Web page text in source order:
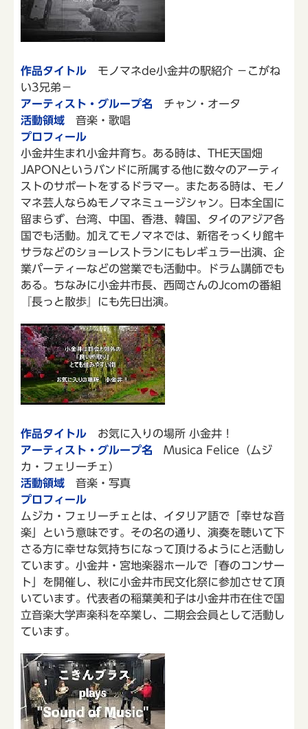
作品タイトル モノマネde小金井の駅紹介 －こがね
い3兄弟－
アーティスト・グループ名 チャン・オータ
活動領域 音楽・歌唱
プロフィール
小金井生まれ小金井育ち。ある時は、THE天国畑
JAPONというバンドに所属する他に数々のアーティ
ストのサポートをするドラマー。またある時は、モノ
マネ芸人ならぬモノマネミュージシャン。日本全国に
留まらず、台湾、中国、香港、韓国、タイのアジア各
国でも活動。加えてモノマネでは、新宿そっくり館キ
サラなどのショーレストランにもレギュラー出演、企
業パーティーなどの営業でも活動中。ドラム講師でも
ある。ちなみに小金井市長、西岡さんのJcomの番組
『長っと散歩』にも先日出演。
作品タイトル お気に入りの場所 小金井！
アーティスト・グループ名 Musica Felice（ムジ
カ・フェリーチェ）
活動領域 音楽・写真
プロフィール
ムジカ・フェリーチェとは、イタリア語で「幸せな音
楽」という意味です。その名の通り、演奏を聴いて下
さる方に幸せな気持ちになって頂けるようにと活動し
ています。小金井・宮地楽器ホールで「春のコンサー
ト」を開催し、秋に小金井市民文化祭に参加させて頂
いています。代表者の稲葉美和子は小金井市在住で国
立音楽大学声楽科を卒業し、二期会会員として活動し
ています。